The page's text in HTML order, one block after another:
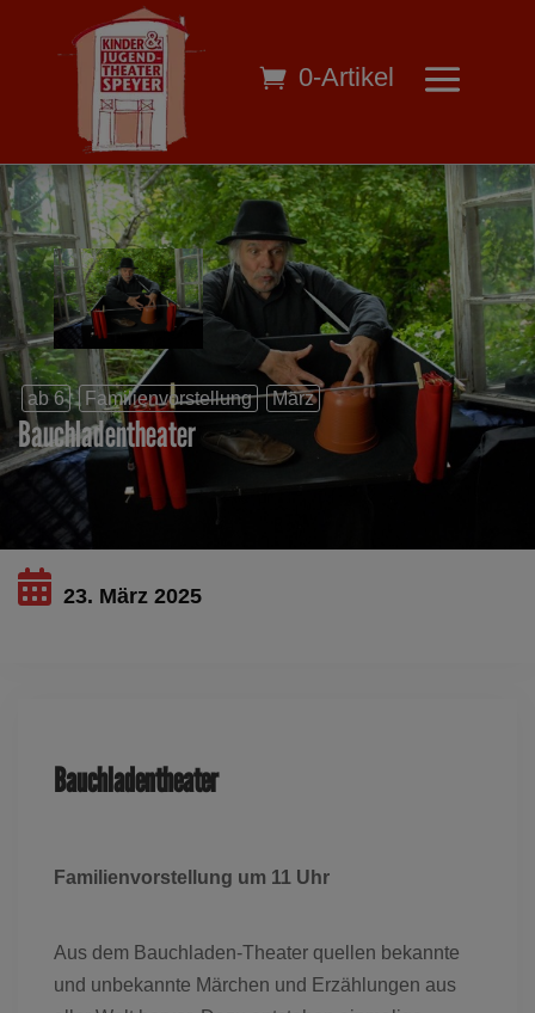
0-Artikel
ab 6 Familienvorstellung März
Bauchladentheater
23. März 2025
Bauchladentheater
Familienvorstellung um 11 Uhr
Aus dem Bauchladen-Theater quellen bekannte
und unbekannte Märchen und Erzählungen aus